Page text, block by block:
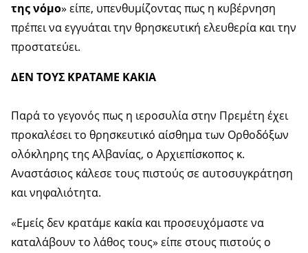
της νόμο» είπε, υπενθυμίζοντας πως η κυβέρνηση
πρέπει να εγγυάται την θρησκευτική ελευθερία και την
προστατεύει.
ΔΕΝ ΤΟΥΣ ΚΡΑΤΑΜΕ ΚΑΚΙΑ
Παρά το γεγονός πως η ιεροσυλία στην Πρεμέτη έχει
προκαλέσει το θρησκευτικό αίσθημα των Ορθοδόξων
ολόκληρης της Αλβανίας, ο Αρχιεπίσκοπος κ.
Αναστάσιος κάλεσε τους πιστούς σε αυτοσυγκράτηση
και νηφαλιότητα.
«Εμείς δεν κρατάμε κακία και προσευχόμαστε να
καταλάβουν το λάθος τους» είπε στους πιστούς ο